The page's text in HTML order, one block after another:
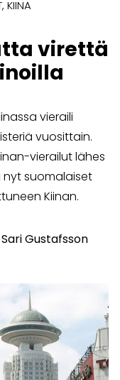
KIINA
virettä
vieraili
vuosittain.
vierailut lähes
nyt suomalaiset
Kiinan.
Gustafsson